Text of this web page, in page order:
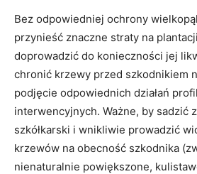
Bez odpowiedniej ochrony
przynieść znaczne straty na
doprowadzić do konieczności jej
chronić krzewy przed szkodnikiem
podjęcie odpowiednich działań
interwencyjnych. Ważne, by sadzić
szkółkarski i wnikliwie prowadzić
krzewów na obecność szkodnika
nienaturalnie powiększone,